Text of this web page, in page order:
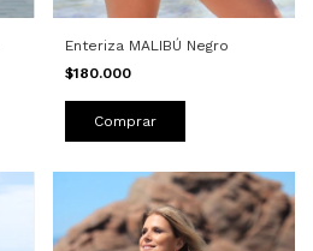
Enteriza MALIBÚ Negro
$180.000
Comprar